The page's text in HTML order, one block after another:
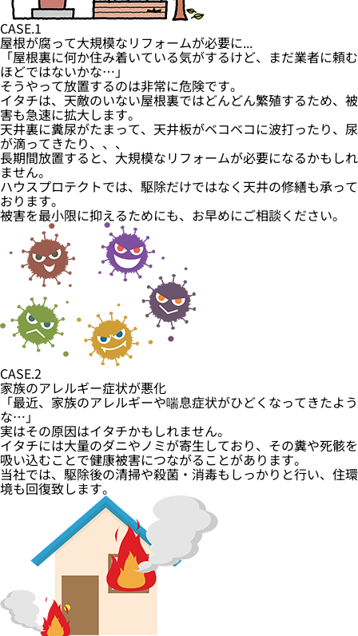
CASE.1
屋根が腐って大規模なリフォームが必要に...
「屋根裏に何か住み着いている気がするけど、まだ業者に頼む
ほどではないかな…」
そうやって放置するのは非常に危険です。
イタチは、天敵のいない屋根裏ではどんどん繁殖するため、被
害も急速に拡大します。
天井裏に糞尿がたまって、天井板がベコベコに波打ったり、尿
が滴ってきたり、、、
長期間放置すると、大規模なリフォームが必要になるかもしれ
ません。
ハウスプロテクトでは、駆除だけではなく天井の修繕も承って
おります。
被害を最小限に抑えるためにも、お早めにご相談ください。
CASE.2
家族のアレルギー症状が悪化
「最近、家族のアレルギーや喘息症状がひどくなってきたよう
な…」
実はその原因はイタチかもしれません。
イタチには大量のダニやノミが寄生しており、その糞や死骸を
吸い込むことで健康被害につながることがあります。
当社では、駆除後の清掃や殺菌・消毒もしっかりと行い、住環
境も回復致します。